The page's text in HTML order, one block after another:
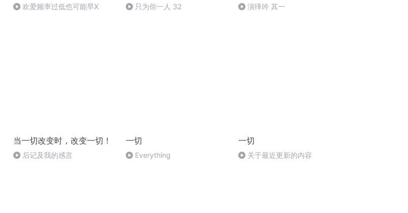
欢爱频率过低也可能早X 只为你一人 32 演绎吟 其一
当一切改变时，改变一切！
后记及我的感言
一切
Everything
一切
关于最近更新的内容